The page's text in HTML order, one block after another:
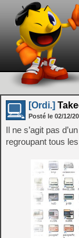
[Ordi.]
Posté le 02/12/
Il ne s’agit pas
regroupant tous